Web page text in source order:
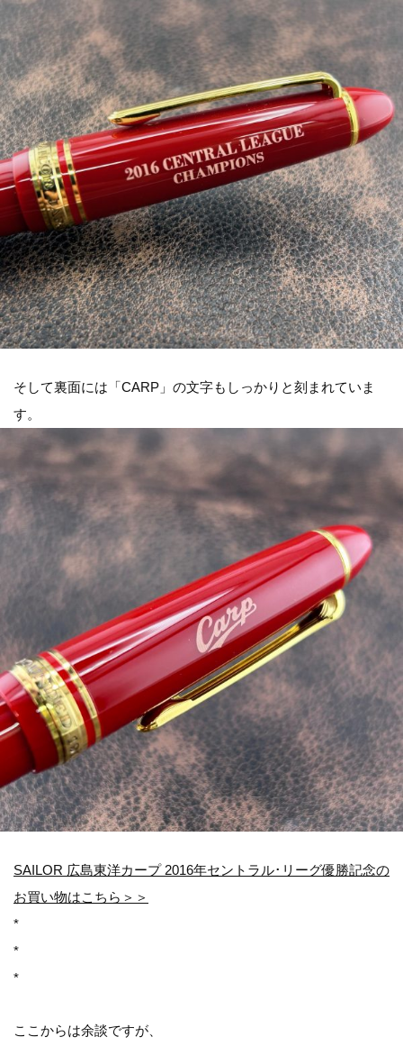
そして裏面には「CARP」の文字もしっかりと刻まれていま
す。
SAILOR 広島東洋カープ 2016年セントラル･リーグ優勝記念の
お買い物はこちら＞＞
*
*
*
ここからは余談ですが、